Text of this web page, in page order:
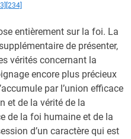
[234]
entièrement sur la foi. La
de présenter,
vérités concernant la
encore plus précieux
par l’union efficace
et de la vérité de la
de la foi humaine et de la
d’un caractère qui est